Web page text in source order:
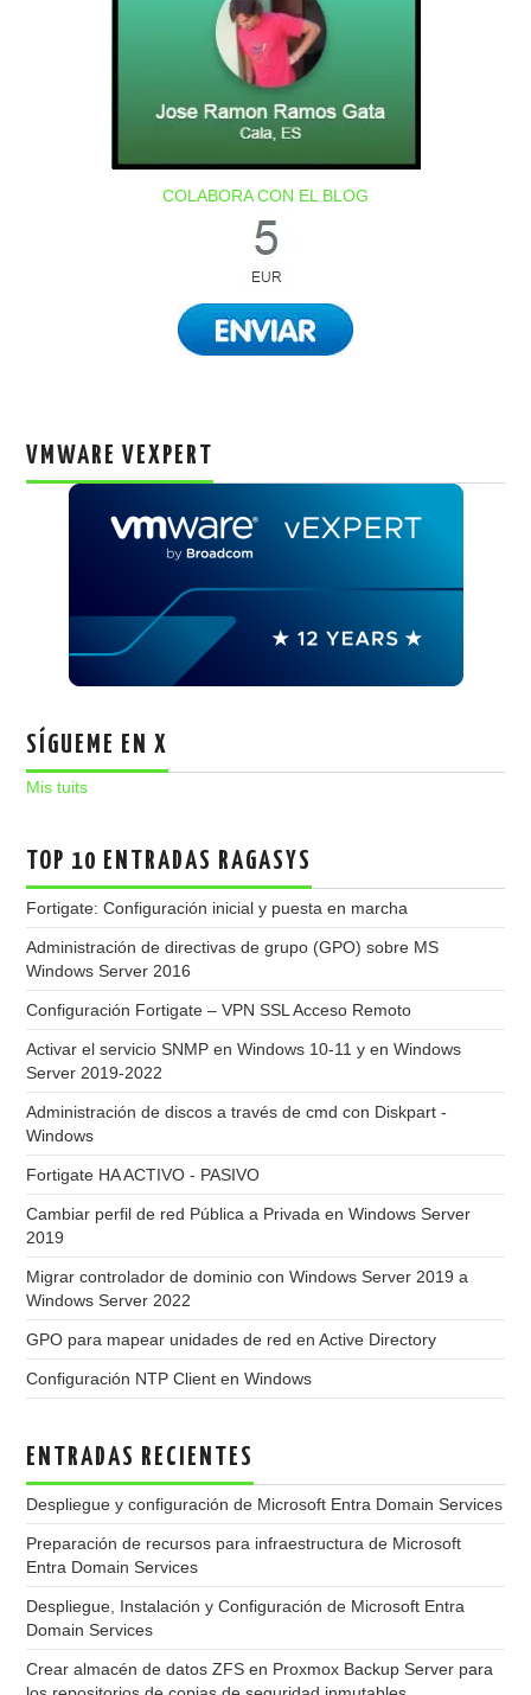
COLABORA CON EL BLOG
VMWARE VEXPERT
SÍGUEME EN X
Mis tuits
TOP 10 ENTRADAS RAGASYS
Fortigate: Configuración inicial y puesta en marcha
Administración de directivas de grupo (GPO) sobre MS
Windows Server 2016
Configuración Fortigate – VPN SSL Acceso Remoto
Activar el servicio SNMP en Windows 10-11 y en Windows
Server 2019-2022
Administración de discos a través de cmd con Diskpart -
Windows
Fortigate HA ACTIVO - PASIVO
Cambiar perfil de red Pública a Privada en Windows Server
2019
Migrar controlador de dominio con Windows Server 2019 a
Windows Server 2022
GPO para mapear unidades de red en Active Directory
Configuración NTP Client en Windows
ENTRADAS RECIENTES
Despliegue y configuración de Microsoft Entra Domain Services
Preparación de recursos para infraestructura de Microsoft
Entra Domain Services
Despliegue, Instalación y Configuración de Microsoft Entra
Domain Services
Crear almacén de datos ZFS en Proxmox Backup Server para